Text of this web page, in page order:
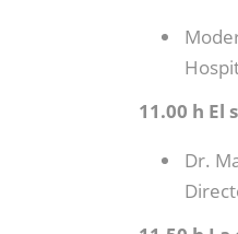
11.00 h El
Dr.